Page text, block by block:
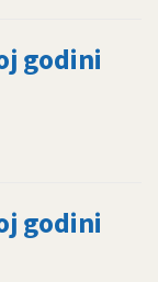
godini
godini